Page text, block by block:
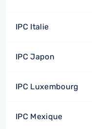
IPC Italie
IPC Japon
IPC Luxembourg
IPC Mexique